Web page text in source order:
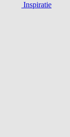
Inspiratie